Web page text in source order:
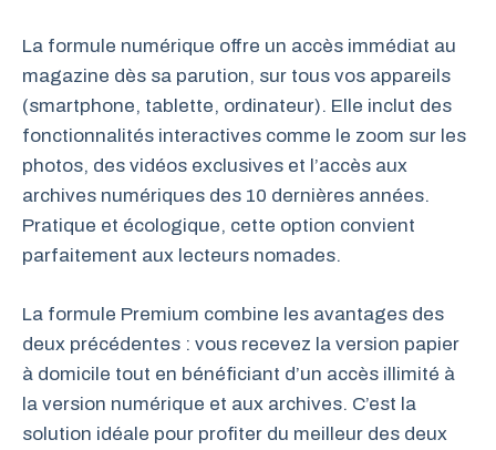
La formule numérique offre un accès immédiat au
magazine dès sa parution, sur tous vos appareils
(smartphone, tablette, ordinateur). Elle inclut des
fonctionnalités interactives comme le zoom sur les
photos, des vidéos exclusives et l’accès aux
archives numériques des 10 dernières années.
Pratique et écologique, cette option convient
parfaitement aux lecteurs nomades.
La formule Premium combine les avantages des
deux précédentes : vous recevez la version papier
à domicile tout en bénéficiant d’un accès illimité à
la version numérique et aux archives. C’est la
solution idéale pour profiter du meilleur des deux